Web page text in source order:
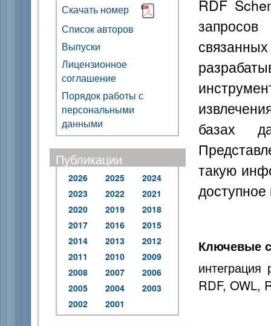
Скачать номер
Список авторов
Выпуски
Лицензионное
соглашение
Порядок работы с
персональными
данными
Публикации
2026 2025
2024
2023
2022
2021
2020
2019
2018
2017
2016
2015
2014
2013
2012
2011
2010
2009
2008
2007
2006
2005
2004
2003
2002
2001
RDF
базах
такую
Ключевые
интеграция
RDF, OWL,